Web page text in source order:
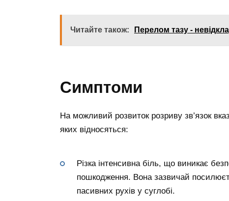
Читайте також: Перелом тазу -
Симптоми
На можливий розвиток розриву зв’язок
яких відносяться:
Різка інтенсивна біль, що виникає
пошкодження. Вона зазвичай
пасивних рухів у суглобі.